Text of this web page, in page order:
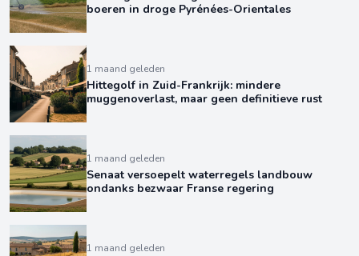
boeren in droge Pyrénées-Orientales
1 maand geleden
Hittegolf in Zuid-Frankrijk: mindere
muggenoverlast, maar geen definitieve rust
1 maand geleden
Senaat versoepelt waterregels landbouw
ondanks bezwaar Franse regering
1 maand geleden